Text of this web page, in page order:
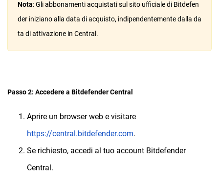
Nota: Gli abbonamenti acquistati sul sito ufficiale di Bitdefen
der iniziano alla data di acquisto, indipendentemente dalla da
ta di attivazione in Central.
Passo 2: Accedere a Bitdefender Central
Aprire un browser web e visitare
https://central.bitdefender.com.
Se richiesto, accedi al tuo account Bitdefender
Central.